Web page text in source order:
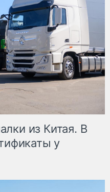
из Китая. В
у